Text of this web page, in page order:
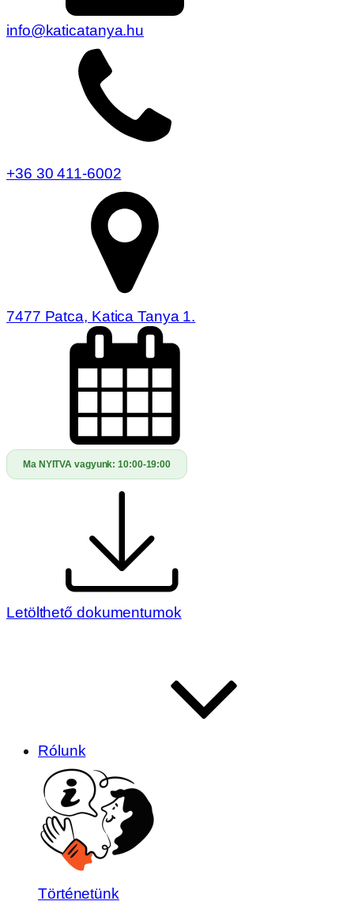
info@katicatanya.hu
+36 30 411-6002
7477 Patca, Katica Tanya 1.
Ma NYITVA vagyunk:10:00-19:00
Letölthető dokumentumok
Rólunk
Történetünk